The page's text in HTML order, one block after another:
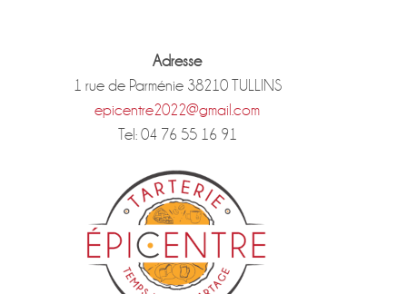
Adresse
1 rue de Parménie 38210 TULLINS
epicentre2022@gmail.com
Tel: 04 76 55 16 91